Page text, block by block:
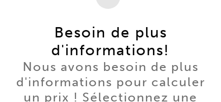
Besoin de plus
d'informations!
Nous avons besoin de plus
d'informations pour calculer
un prix ! Sélectionnez une